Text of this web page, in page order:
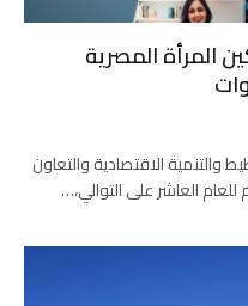
المرأة المصرية
والتنمية الاقتصادية والتعاون